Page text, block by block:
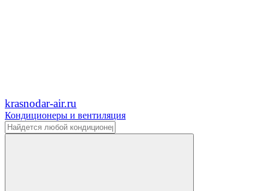
krasnodar-air.ru
Кондиционеры и вентиляция